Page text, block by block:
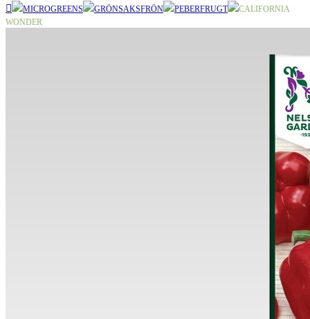
MICROGREENS GRÖNSAKSFRÖN PEBERFRUGT
CALIFORNIA
WONDER